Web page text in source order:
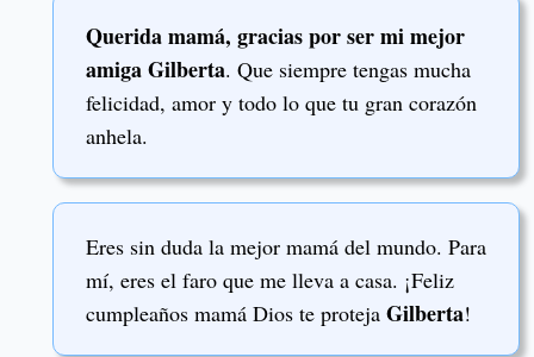
Querida mamá, gracias por ser mi mejor
amiga Gilberta. Que siempre tengas mucha
felicidad, amor y todo lo que tu gran corazón
anhela.
Eres sin duda la mejor mamá del mundo. Para
mí, eres el faro que me lleva a casa. ¡Feliz
cumpleaños mamá Dios te proteja Gilberta!